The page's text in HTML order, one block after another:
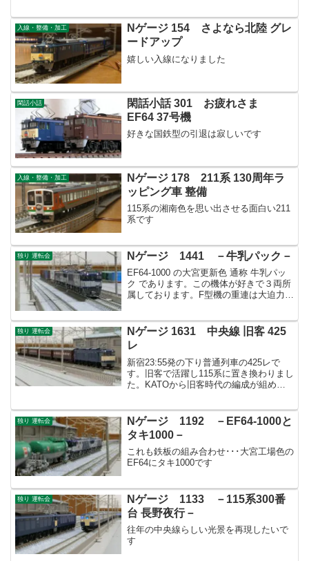
入線・整備・加工
Nゲージ 154 さよなら北陸 グレ
ードアップ
嬉しい入線になりました
閑話小話
閑話小話 301 お疲れさま
EF64 37号機
好きな国鉄型の引退は寂しいです
入線・整備・加工
Nゲージ 178 211系 130周年ラ
ッピング車 整備
115系の湘南色を思い出させる面白い211
系です
独り 運転会 Nゲージ 1441 －牛乳パック－
EF64-1000 の大宮更新色 通称 牛乳パッ
ク であります。この機体が好きで３両所
属しております。F型機の重連は大迫力で
独り 運転会
Nゲージ 1631 中央線 旧客 425
レ
新宿23:55発の下り普通列車の425レで
す。旧客で活躍し115系に置き換わりまし
た。KATOから旧客時代の編成が組める
独り 運転会
Nゲージ 1192 －EF64-1000と
タキ1000－
これも鉄板の組み合わせ･･･大宮工場色の
EF64にタキ1000です
独り 運転会
Nゲージ 1133 －115系300番
台 長野夜行－
往年の中央線らしい光景を再現したいで
す